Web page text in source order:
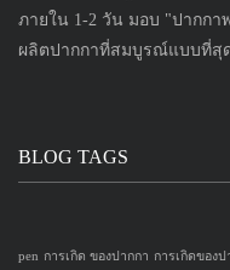
ภายใน 1-2 วัน มอบ "ปากก
ผลิตปากกาที่สมบูรณ์แบบที่สุ
BLOG TAGS
pen การเกิด ของปากกา การเกิดของ